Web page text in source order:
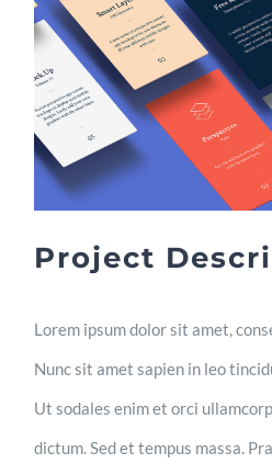
Project
Lorem ipsum dolor sit amet,
Nunc sit amet sapien in leo
Ut sodales enim et orci
dictum. Sed et tempus massa.